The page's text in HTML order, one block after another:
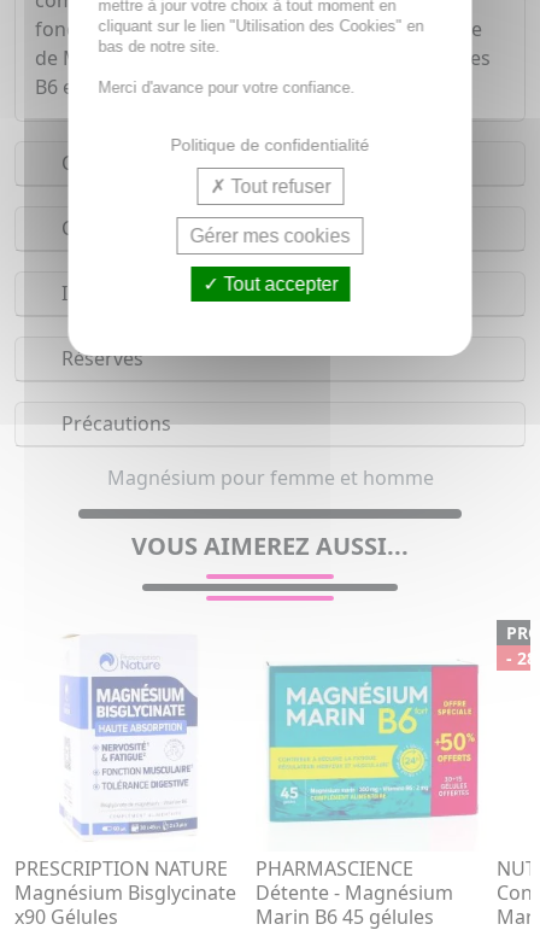
fonction musculaire normale grâce à la présence
de Magnésium. Celui ci, associé avec les vitamines
B6 et B9, aide à réduire la fatigue.
Conseils d'utilisation
Composition
Indications
Réserves
Précautions
Magnésium pour femme et homme
VOUS AIMEREZ AUSSI...
PRESCRIPTION NATURE
Magnésium Bisglycinate
x90 Gélules
PHARMASCIENCE
Détente - Magnésium
Marin B6 45 gélules
-
mettre à jour votre choix à tout moment en
cliquant sur le lien "Utilisation des Cookies" en
bas de notre site.
Merci d'avance pour votre confiance.
Politique de confidentialité
Tout refuser
Gérer mes cookies
Tout accepter